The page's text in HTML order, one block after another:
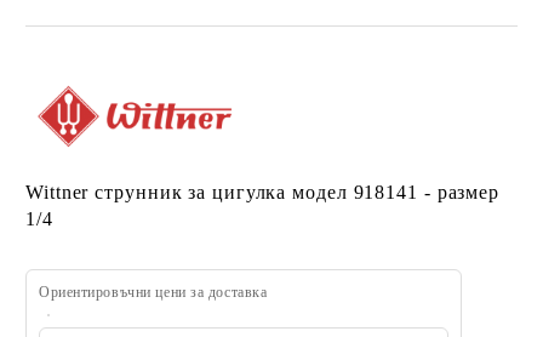
Wittner струнник за цигулка модел 918141 - размер
1/4
Ориентировъчни цени за доставка